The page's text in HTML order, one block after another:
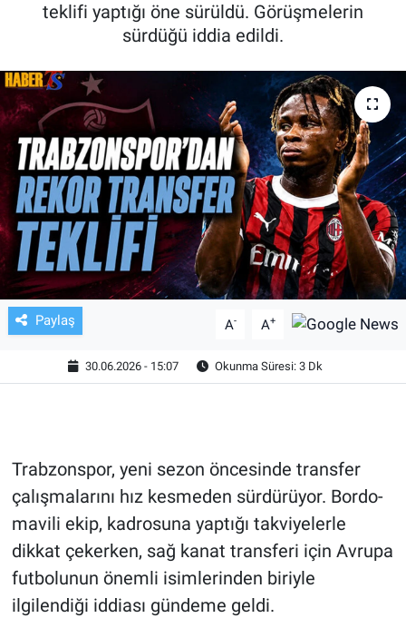
teklifi yaptığı öne sürüldü. Görüşmelerin
sürdüğü iddia edildi.
Paylaş A- A+
30.06.2026 - 15:07 Okunma Süresi: 3 Dk
Trabzonspor, yeni sezon öncesinde transfer
çalışmalarını hız kesmeden sürdürüyor. Bordo-
mavili ekip, kadrosuna yaptığı takviyelerle
dikkat çekerken, sağ kanat transferi için Avrupa
futbolunun önemli isimlerinden biriyle
ilgilendiği iddiası gündeme geldi.
ALT LIGLER
TV VE SİNEMA
BASKETBOL
SAĞLIK
GENEL
KÜLTÜR SANAT
ASAYİŞ
EKONOMİ
HABERDE İNSAN
POLİTİKA
SPOR